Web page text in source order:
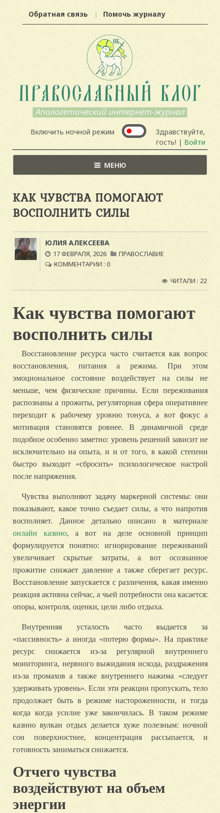
Обратная связь Помочь журналу
Включить ночной режим
Здравствуйте,
гость! | Войти
МЕНЮ
КАК ЧУВСТВА ПОМОГАЮТ
ВОСПОЛНИТЬ СИЛЫ
ЮЛИЯ АЛЕКСЕЕВА
17 ФЕВРАЛЯ, 2026
ПРАВОСЛАВИЕ
КОММЕНТАРИИ : 0
ЧИТАЛИ : 22
Как чувства помогают
восполнить силы
Восстановление ресурса часто считается как вопрос
восстановления, питания а режима. При этом
эмоциональное состояние воздействует на силы не
меньше, чем физические причины. Если переживания
распознаны а прожиты, регуляторная сфера оперативнее
переходит к рабочему уровню тонуса, а вот фокус а
мотивация становятся ровнее. В динамичной среде
подобное особенно заметно: уровень решений зависит не
исключительно на опыта, и и от того, в какой степени
быстро выходит «сбросить» психологическое настрой
после напряжения.
Чувства выполняют задачу маркерной системы: они
показывают, какое точно съедает силы, а что напротив
восполняет. Данное детально описано в материале
онлайн казино, а вот на деле основной принцип
формулируется понятно: игнорирование переживаний
увеличивает скрытые затраты, а вот осознанное
прожитие снижает давление а также сберегает ресурс.
Восстановление запускается с различения, какая именно
реакция активна сейчас, а чьей потребности она касается:
опоры, контроля, оценки, цели либо отдыха.
Внутренняя усталость часто выдается за
«пассивность» а иногда «потерю формы». На практике
ресурс снижается из-за регулярной внутреннего
мониторинга, нервного выжидания исхода, раздражения
из-за промахов а также внутреннего нажима «следует
удерживать уровень». Если эти реакции пропускать, тело
продолжает быть в режиме настороженности, и тогда
когда когда усилие уже закончилась. В таком режиме
казино вулкан отдых делается хуже полезным: ночной
сон поверхностнее, концентрация рассыпается, и
готовность заниматься снижается.
Отчего чувства
воздействуют на объем
энергии